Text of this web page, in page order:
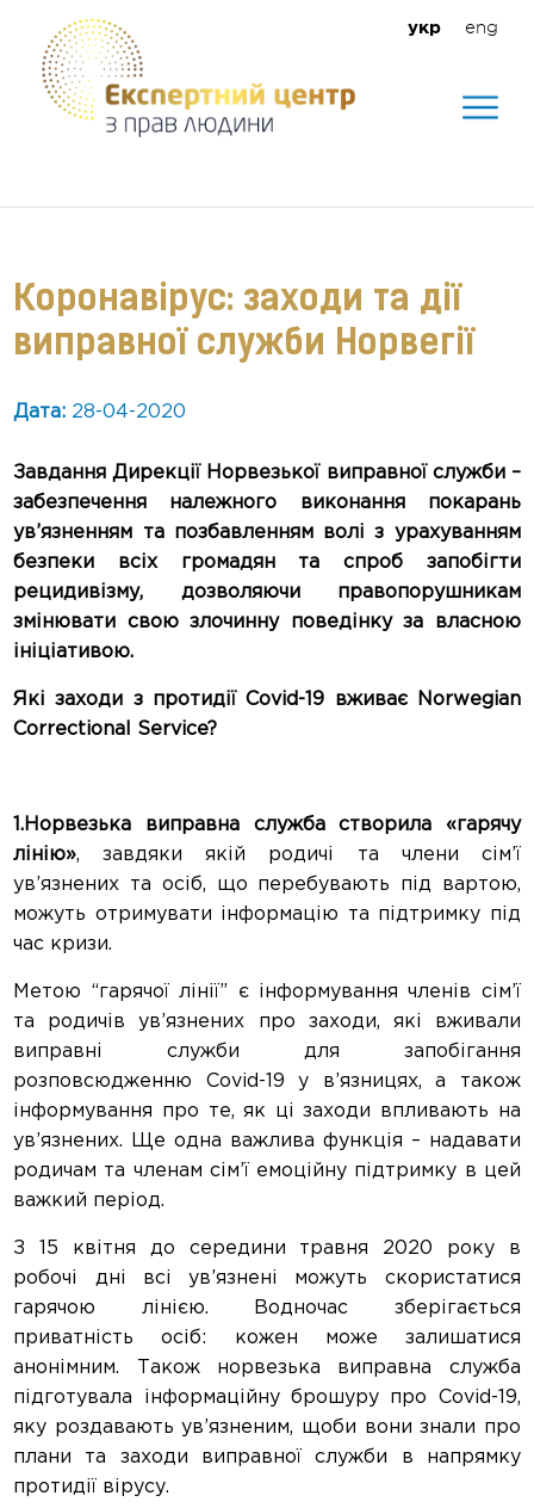
укр eng
Коронавірус: заходи та дії
виправної служби Норвегії
Дата: 28-04-2020
Завдання Дирекції Норвезької виправної служби –
забезпечення належного виконання покарань
ув’язненням та позбавленням волі з урахуванням
безпеки всіх громадян та спроб запобігти
рецидивізму, дозволяючи правопорушникам
змінювати свою злочинну поведінку за власною
ініціативою.
Які заходи з протидії Covid-19 вживає Norwegian
Correctional Service?
1.Норвезька виправна служба створила «гарячу
лінію», завдяки якій родичі та члени сім’ї
ув’язнених та осіб, що перебувають під вартою,
можуть отримувати інформацію та підтримку під
час кризи.
Метою “гарячої лінії” є інформування членів сім’ї
та родичів ув’язнених про заходи, які вживали
виправні служби для запобігання
розповсюдженню Covid-19 у в’язницях, а також
інформування про те, як ці заходи впливають на
ув’язнених. Ще одна важлива функція – надавати
родичам та членам сім’ї емоційну підтримку в цей
важкий період.
З 15 квітня до середини травня 2020 року в
робочі дні всі ув’язнені можуть скористатися
гарячою лінією. Водночас зберігається
приватність осіб: кожен може залишатися
анонімним. Також норвезька виправна служба
підготувала інформаційну брошуру про Covid-19,
яку роздавають ув’язненим, щоби вони знали про
плани та заходи виправної служби в напрямку
протидії вірусу.